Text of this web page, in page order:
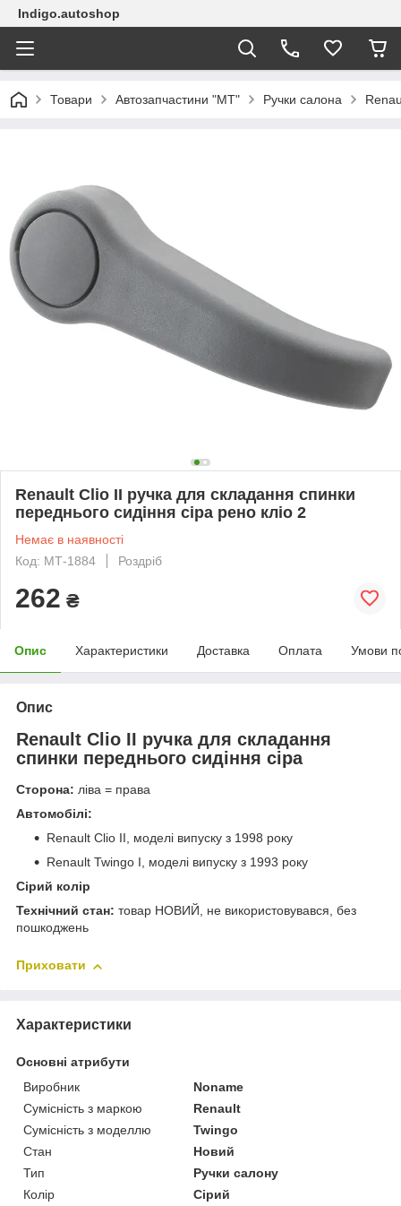
Indigo.autoshop
Товари Автозапчастини "МТ" Ручки салона
Renault Clio II ручка для складання спинки
переднього сидіння сіра рено кліо 2
Немає в наявності
Код: МТ-1884
Роздріб
262 ₴
Опис Характеристики Доставка Оплата Умови
Опис
Renault Clio II ручка для складання
спинки переднього сидіння сіра
Сторона: ліва = права
Автомобілі:
Renault Clio II, моделі випуску з 1998 року
Renault Twingo I, моделі випуску з 1993 року
Сірий колір
Технічний стан: товар НОВИЙ, не використовувався, без
пошкоджень
Приховати
Характеристики
Основні атрибути
Виробник
Noname
Сумісність з маркою
Renault
Сумісність з моделлю
Twingo
Стан
Новий
Тип
Ручки салону
Колір
Сірий